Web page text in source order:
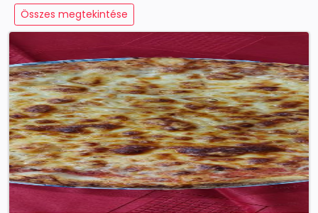
Füstölt sajt :300Ft
Bab :200Ft
Ananász :
Chilipor :200Ft
Pármai sonka :300Ft
Csirkemell :300Ft
Csemege uborka :200Ft
Erős Pista :200Ft
Összes megtekintése